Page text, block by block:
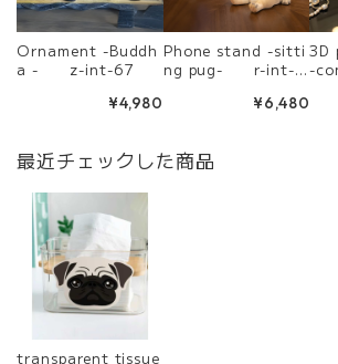
Ornament -Buddh
a - z-int-67
¥4,980
Phone stand -sitti
ng pug- r-int-7
¥6,480
3D
-
最近チェックした商品
transparent tissue